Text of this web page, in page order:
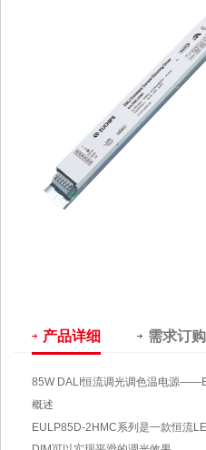
产品详细 需求订购
85W DALI恒流调光调色温电源——
概述
EULP85D-2HMC系列是一款恒流